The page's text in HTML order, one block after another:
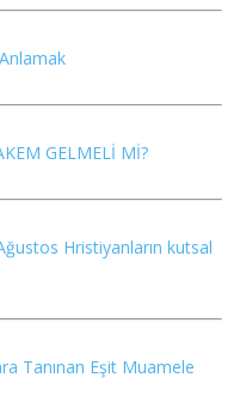
Anlamak
GELMELİ Mİ?
Hristiyanların kutsal
Tanınan Eşit Muamele